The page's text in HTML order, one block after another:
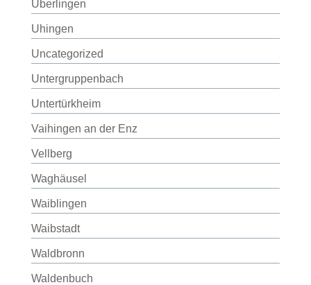
Überlingen
Uhingen
Uncategorized
Untergruppenbach
Untertürkheim
Vaihingen an der Enz
Vellberg
Waghäusel
Waiblingen
Waibstadt
Waldbronn
Waldenbuch